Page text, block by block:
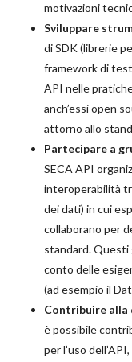
motivazioni
Sviluppare
di SDK (librerie
framework di
API nelle
anch’essi open
attorno allo
Partecipare a
SECA API
interoperabilità
dei dati) in cui
collaborano per
standard. Questi
conto delle
(ad esempio il
Contribuire alla
è possibile
per l’uso